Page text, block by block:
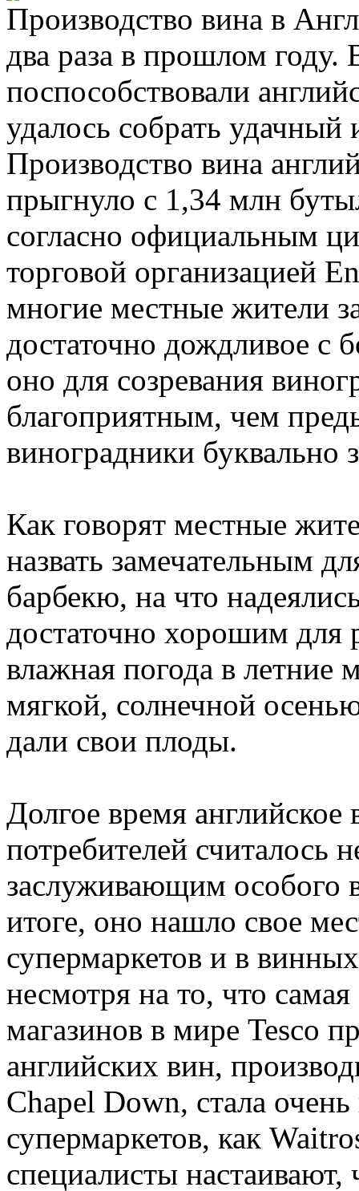
Производство вина в
два раза в прошлом году.
поспособствовали
удалось собрать
Производство вина
прыгнуло с 1,34 млн
согласно официальным
торговой организацией
многие местные жители
достаточно дождливое с
оно для созревания
благоприятным, чем
виноградники буквально
Как говорят местные
назвать замечательным
барбекю, на что
достаточно хорошим для
влажная погода в летние
мягкой, солнечной
дали свои плоды.
Долгое время
потребителей считалось
заслуживающим особого
итоге, оно нашло свое
супермаркетов и в
несмотря на то, что
магазинов в мире Tesco
английских вин,
Chapel Down, стала
супермаркетов, как
специалисты настаивают,